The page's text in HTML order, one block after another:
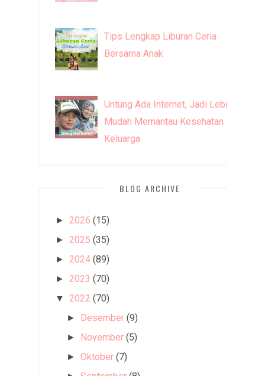
Tips Lengkap Liburan Ceria
Bersama Anak
Untung Ada Internet, Jadi Lebih
Mudah Memantau Kesehatan
Keluarga
BLOG ARCHIVE
► 2026 (15)
► 2025 (35)
► 2024 (89)
► 2023 (70)
▼ 2022 (70)
► Desember (9)
► November (5)
►Oktober (7)